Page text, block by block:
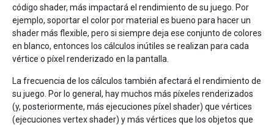
código shader, más impactará el rendimiento de su juego. Por
ejemplo, soportar el color por material es bueno para hacer un
shader más flexible, pero si siempre deja ese conjunto de colores
en blanco, entonces los cálculos inútiles se realizan para cada
vértice o píxel renderizado en la pantalla.
La frecuencia de los cálculos también afectará el rendimiento de
su juego. Por lo general, hay muchos más píxeles renderizados
(y, posteriormente, más ejecuciones píxel shader) que vértices
(ejecuciones vertex shader) y más vértices que los objetos que